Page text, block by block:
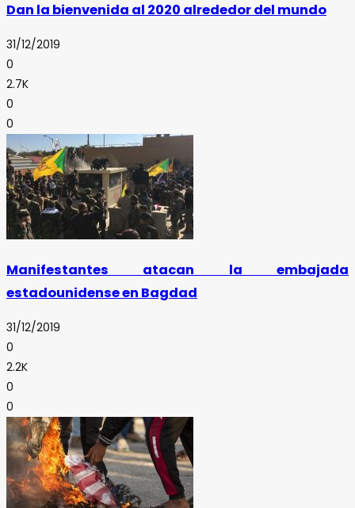
Dan la bienvenida al 2020 alrededor del mundo
31/12/2019
0
2.7K
0
0
Manifestantes atacan la embajada
estadounidense en Bagdad
31/12/2019
0
2.2K
0
0